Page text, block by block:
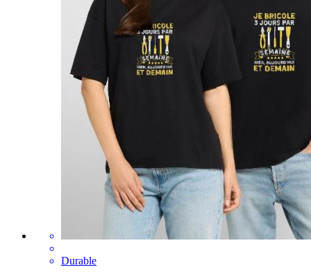
Durable